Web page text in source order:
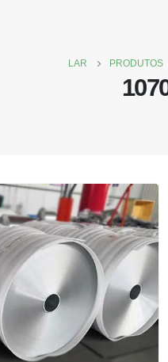
LAR PRODUTOS